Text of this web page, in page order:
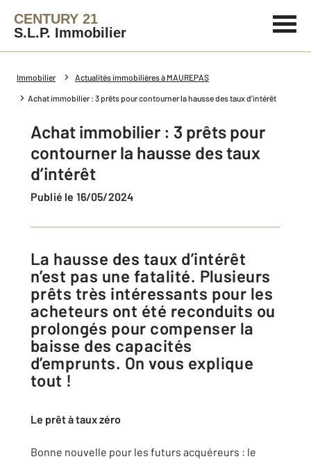
CENTURY 21
S.L.P. Immobilier
Immobilier Actualités immobilières à MAUREPAS
Achat immobilier : 3 prêts pour contourner la hausse des taux d’intérêt
Achat immobilier : 3 prêts pour
contourner la hausse des taux
d’intérêt
Publié le 16/05/2024
La hausse des taux d’intérêt
n’est pas une fatalité. Plusieurs
prêts très intéressants pour les
acheteurs ont été reconduits ou
prolongés pour compenser la
baisse des capacités
d’emprunts. On vous explique
tout !
Le prêt à taux zéro
Bonne nouvelle pour les futurs acquéreurs : le